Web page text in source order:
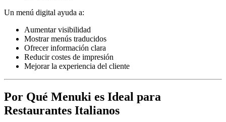
Un menú digital ayuda a:
Aumentar visibilidad
Mostrar menús traducidos
Ofrecer información clara
Reducir costes de impresión
Mejorar la experiencia del cliente
Por Qué Menuki es Ideal para
Restaurantes Italianos